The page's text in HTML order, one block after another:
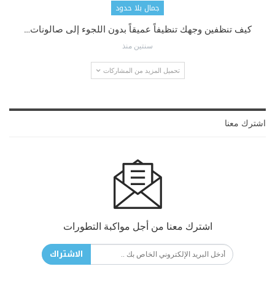
جمال بلا حدود
كيف تنظفين وجهك تنظيفاً عميقاً بدون اللجوء إلى صالونات…
سنتين منذ
تحميل المزيد من المشاركات
اشترك معنا
اشترك معنا من أجل مواكبة التطورات
الاشتراك